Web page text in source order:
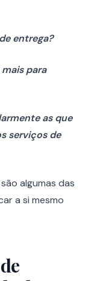
entrega?
para
as que
serviços de
algumas das
a si mesmo